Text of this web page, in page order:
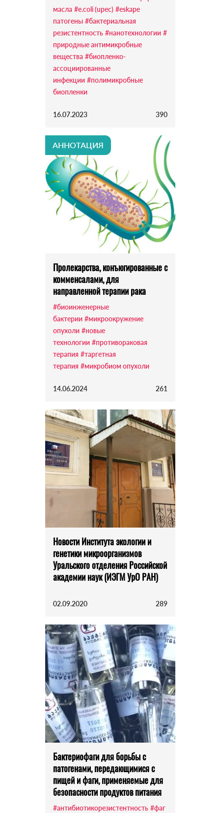
масла #e.coli (upec) #eskape
патогены #бактериальная
резистентность #нанотехнологии #
природные антимикробные
вещества #биопленко-
ассоциированные
инфекции #полимикробные
биопленки
16.07.2023 390
АННОТАЦИЯ
Пролекарства, конъюгированные с
комменсалами, для
направленной терапии рака
#биоинженерные
бактерии #микроокружение
опухоли #новые
технологии #противораковая
терапия #таргетная
терапия #микробиом опухоли
14.06.2024 261
Новости Института экологии и
генетики микроорганизмов
Уральского отделения Российской
академии наук (ИЭГМ УрО РАН)
02.09.2020 289
Бактериофаги для борьбы с
патогенами, передающимися с
пищей и фаги, применяемые для
безопасности продуктов питания
#антибиотикорезистентность #фаг